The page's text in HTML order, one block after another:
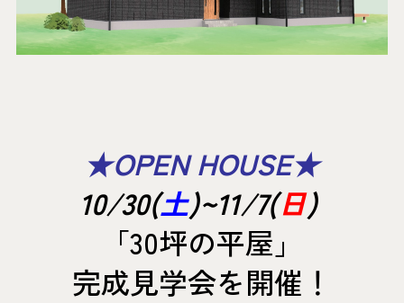
★OPEN HOUSE★
10/30(土)~11/7(日)
「30坪の平屋」
完成見学会を開催！